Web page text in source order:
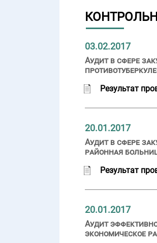
03.02.2017
Аудит в сфере
Результат
20.01.2017
Аудит в сфере
районная
Результат
20.01.2017
Аудит
экономическое